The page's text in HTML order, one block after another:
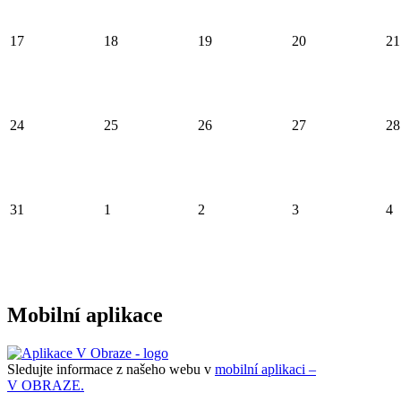
17 18 19 20 21
24 25 26 27 28
31 1 2 3 4
Mobilní aplikace
Sledujte informace z našeho webu v mobilní aplikaci –
V OBRAZE.